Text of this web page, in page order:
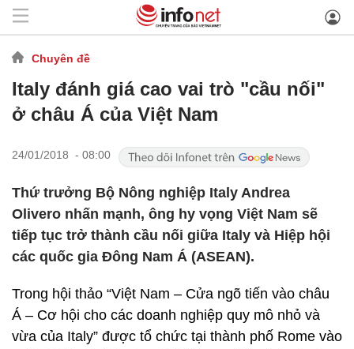
Chuyên đề
Italy đánh giá cao vai trò "cầu nối"
ở châu Á của Việt Nam
24/01/2018 - 08:00
Thứ trưởng Bộ Nông nghiệp Italy Andrea
Olivero nhấn mạnh, ông hy vọng Việt Nam sẽ
tiếp tục trở thành cầu nối giữa Italy và Hiệp hội
các quốc gia Đông Nam Á (ASEAN).
Trong hội thảo “Việt Nam – Cửa ngõ tiến vào châu
Á – Cơ hội cho các doanh nghiệp quy mô nhỏ và
vừa của Italy” được tổ chức tại thành phố Rome vào